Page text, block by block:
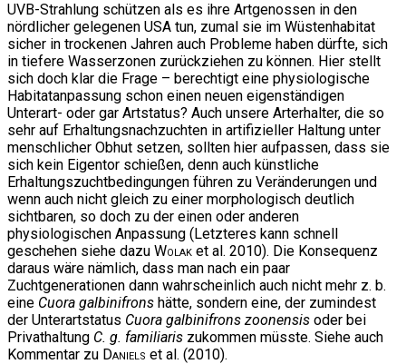
UVB-Strahlung schützen als es ihre Artgenossen in den
nördlicher gelegenen USA tun, zumal sie im Wüstenhabitat
sicher in trockenen Jahren auch Probleme haben dürfte, sich
in tiefere Wasserzonen zurückziehen zu können. Hier stellt
sich doch klar die Frage – berechtigt eine physiologische
Habitatanpassung schon einen neuen eigenständigen
Unterart- oder gar Artstatus? Auch unsere Arterhalter, die so
sehr auf Erhaltungsnachzuchten in artifizieller Haltung unter
menschlicher Obhut setzen, sollten hier aufpassen, dass sie
sich kein Eigentor schießen, denn auch künstliche
Erhaltungszuchtbedingungen führen zu Veränderungen und
wenn auch nicht gleich zu einer morphologisch deutlich
sichtbaren, so doch zu der einen oder anderen
physiologischen Anpassung (Letzteres kann schnell
geschehen siehe dazu Wolak et al. 2010). Die Konsequenz
daraus wäre nämlich, dass man nach ein paar
Zuchtgenerationen dann wahrscheinlich auch nicht mehr z. b.
eine Cuora galbinifrons hätte, sondern eine, der zumindest
der Unterartstatus Cuora galbinifrons zoonensis oder bei
Privathaltung C. g. familiaris zukommen müsste. Siehe auch
Kommentar zu Daniels et al. (2010).